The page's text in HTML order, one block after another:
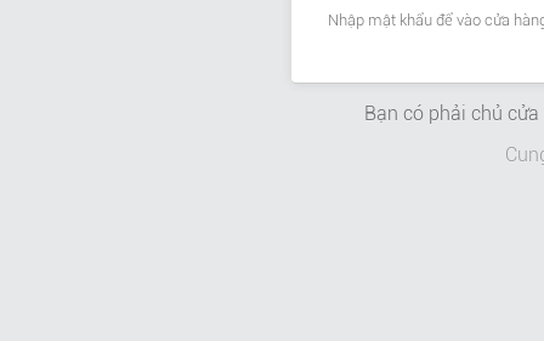
Nhập mật khẩu để vào cửa
Bạn có phải chủ